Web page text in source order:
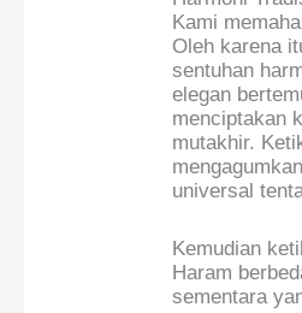
Kami
Oleh karena
sentuhan
elegan
menciptakan
mutakhir.
universal
Kemudian
Haram
sementara